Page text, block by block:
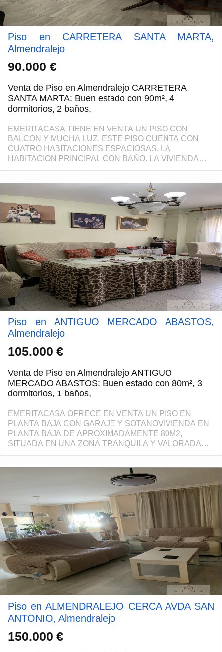
Piso en CARRETERA SANTA MARTA,
Almendralejo
90.000 €
Venta de Piso en Almendralejo CARRETERA
SANTA MARTA: Buen estado con 90m², 4
dormitorios, 2 baños,
EMERITACASA TIENE EN VENTA UN PISO CON
BALCON Y MUCHA LUZ. ESTE PISO CUENTA CON
CUATRO HABITACIONES ESPACIOSAS, LA
HABITACION PRINCIPAL CON BAÑO. LA VIVIENDA
CUENTA CUENTA CON DOS BAÑOS COMPLETOS,
Piso en ANTIGUO MERCADO ABASTOS,
Almendralejo
105.000 €
Venta de Piso en Almendralejo ANTIGUO
MERCADO ABASTOS: Buen estado con 80m², 3
dormitorios, 1 baños,
EMERITACASA OFRECE EN VENTA UN PISO EN
PLANTA BAJA CON GARAJE Y SOTANOVIVIENDA EN
PLANTA BAJA DE APROXIMADAMENTE 80M2,
SITUADA EN UNA ZONA TRANQUILA Y VALORADA
DE ALMENDRALEJO. LA VIVIENDA CUENTA CON UN
Piso en ALMENDRALEJO CERCA AVDA SAN
ANTONIO, Almendralejo
150.000 €